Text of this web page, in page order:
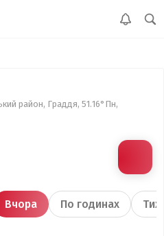
район, Граддя, 51.16°Пн,
Вчора По годинах